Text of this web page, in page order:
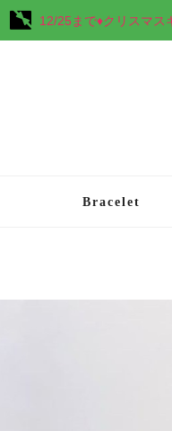
12/25まで♦︎クリスマス
Bracelet